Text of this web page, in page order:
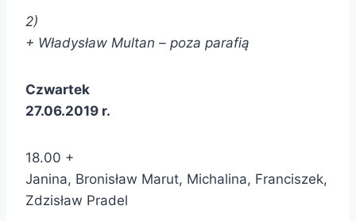
2)
+ Władysław Multan – poza parafią
Czwartek
27.06.2019 r.
18.00 +
Janina, Bronisław Marut, Michalina, Franciszek,
Zdzisław Pradel